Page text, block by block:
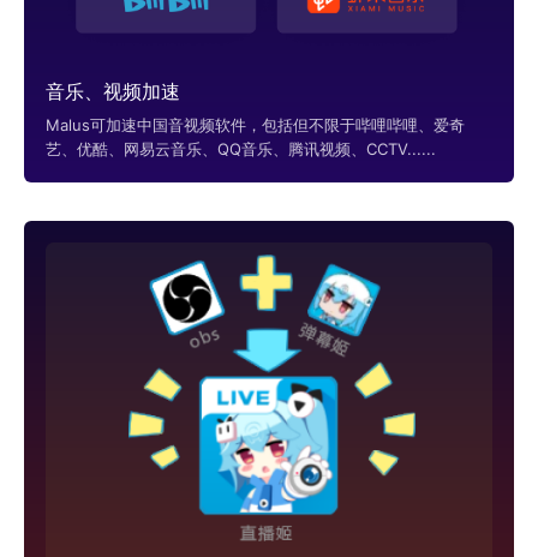
音乐、视频加速
Malus可加速中国音视频软件，包括但不限于哔哩哔哩、爱奇
艺、优酷、网易云音乐、QQ音乐、腾讯视频、CCTV......